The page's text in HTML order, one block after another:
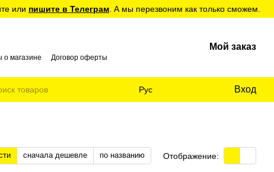
или пишите в Телеграм . А мы перезвоним как только сможем.
о магазине
Договор оферты
Мой заказ
Рус Вход
сначала дешевле по названию Отображение: